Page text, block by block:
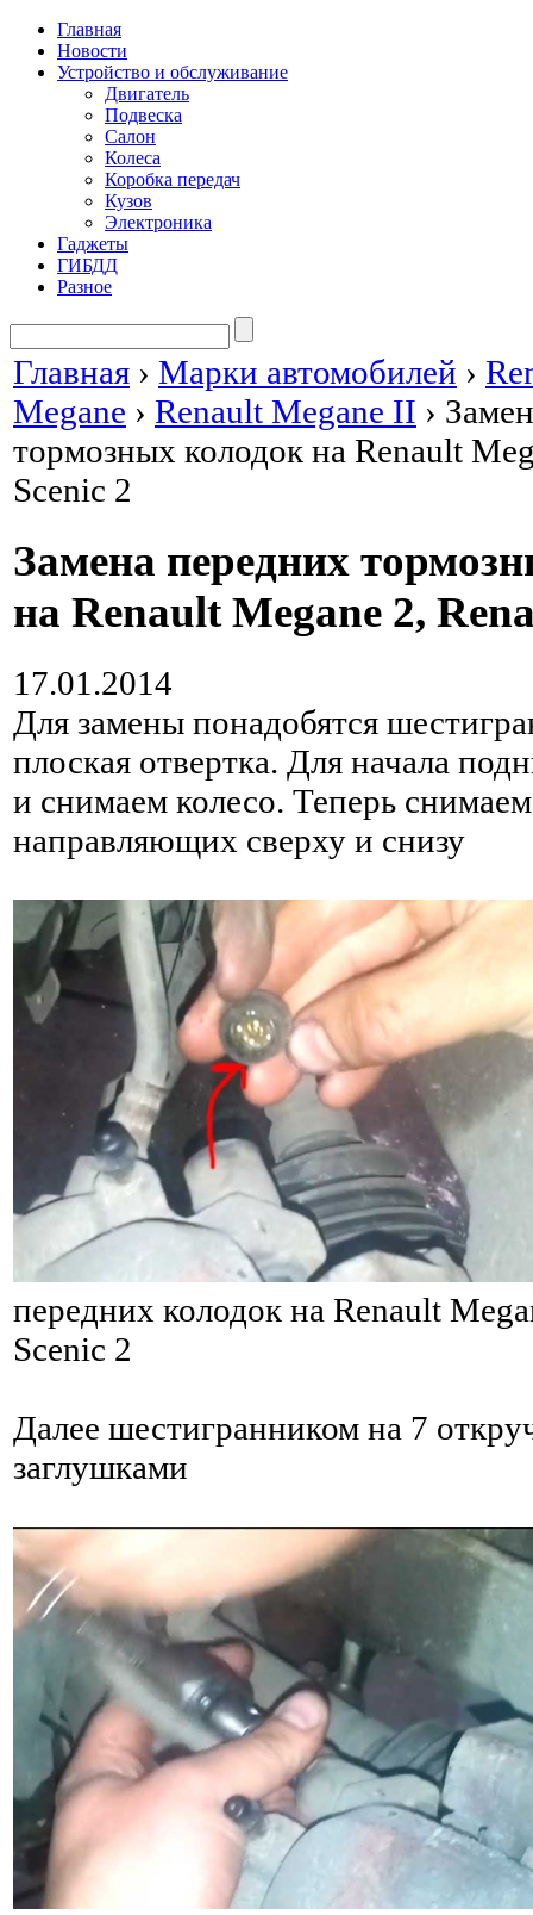
Главная
Новости
Устройство и обслуживание
Двигатель
Подвеска
Салон
Колеса
Коробка передач
Кузов
Электроника
Гаджеты
ГИБДД
Разное
Главная › Марки автомобилей ›
Megane › Renault Megane II ›
тормозных колодок на Renault
Scenic 2
Замена передних
на Renault Megane 2,
17.01.2014
Для замены понадобятся
плоская отвертка. Для начала
и снимаем колесо. Теперь
направляющих сверху и снизу
передних колодок на Renault
Scenic 2
Далее шестигранником на 7
заглушками